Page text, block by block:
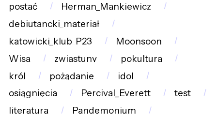
postać
Herman_Mankiewicz
debiutancki_materiał
katowicki_klub_P23
Moonsoon
Wisa
zwiastuny
pokultura
król
pożądanie
idol
osiągnięcia
Percival_Everett
test
literatura
Pandemonium